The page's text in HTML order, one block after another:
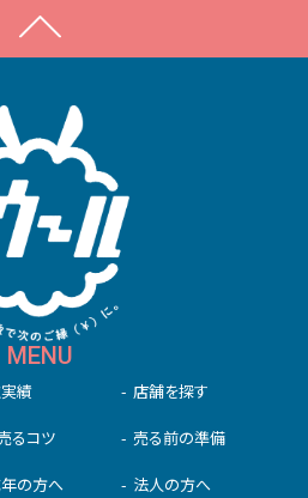
MENU
績 店舗を探す
るコツ 売る前の準備
の⽅へ 法人の方へ